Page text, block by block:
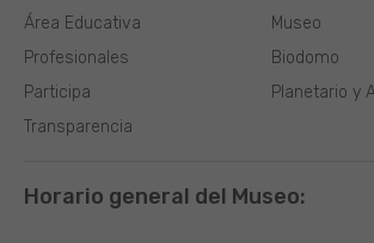
Museo
Biodomo
Planetario y
Área Educativa
Profesionales
Participa
Transparencia
Horario general del Museo: